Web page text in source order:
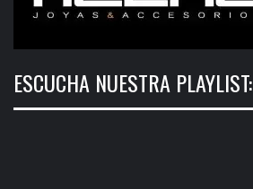
ESCUCHA NUESTRA PLAYLIST: